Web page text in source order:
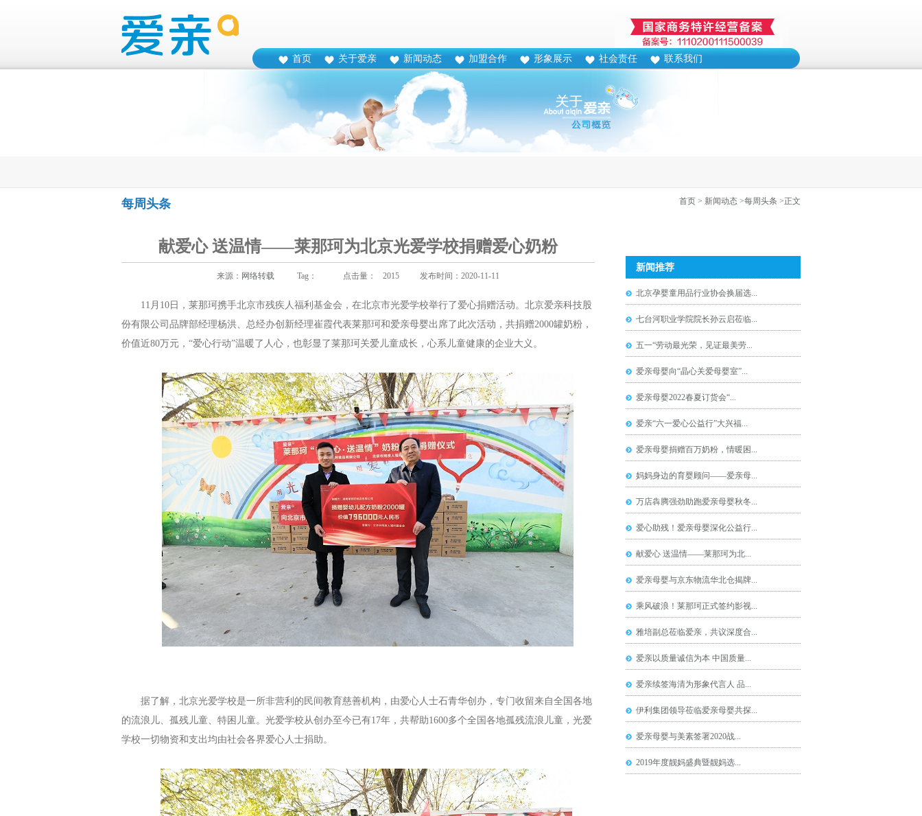
首页 关于爱亲 新闻动态 加盟合作 形象展示 社会责任 联系我们
每周头条 首页 > 新闻动态 >每周头条 >正文
献爱心 送温情——莱那珂为北京光爱学校捐赠爱心奶粉
来源： 网络转载 Tag： 点击量： 2015 发布时间：2020-11-11
11 月 10 日， 莱那珂携手北京市残疾人福利基金会，在北京市光爱学校举行了爱心捐赠活动。 北京爱亲科技股
份有限公司品牌部经理杨洪、总经办创新经理崔霞代表莱那珂和爱亲母婴出席了此次活动， 共捐赠2000罐奶粉，
价值近80万元 ， “爱心行动”温暖了人心，也彰显了莱那珂关爱儿童成长，心系儿童健康的企业大义。
据了解，北京光爱学校是一所非营利的民间教育慈善机构，由爱心人士石青华创办，专门收留来自全国各地
的流浪儿、孤残儿童、特困儿童。光爱学校从创办至今已有17年，共帮助1600多个全国各地孤残流浪儿童，光爱
学校一切物资和支出均由社会各界爱心人士捐助。
新闻推荐
北京孕婴童用品行业协会换届选...
七台河职业学院院长孙云启莅临...
五一“劳动最光荣，见证最美劳...
爱亲母婴向“晶心关爱母婴室”...
爱亲母婴2022春夏订货会“...
爱亲“六一爱心公益行”大兴福...
爱亲母婴捐赠百万奶粉，情暖困...
妈妈身边的育婴顾问——爱亲母...
万店犇腾强劲助跑爱亲母婴秋冬...
爱心助残！爱亲母婴深化公益行...
献爱心 送温情——莱那珂为北...
爱亲母婴与京东物流华北仓揭牌...
乘风破浪！莱那珂正式签约影视...
雅培副总莅临爱亲，共议深度合...
爱亲以质量诚信为本 中国质量...
爱亲续签海清为形象代言人 品...
伊利集团领导莅临爱亲母婴共探...
爱亲母婴与美素签署2020战...
2019年度靓妈盛典暨靓妈选...